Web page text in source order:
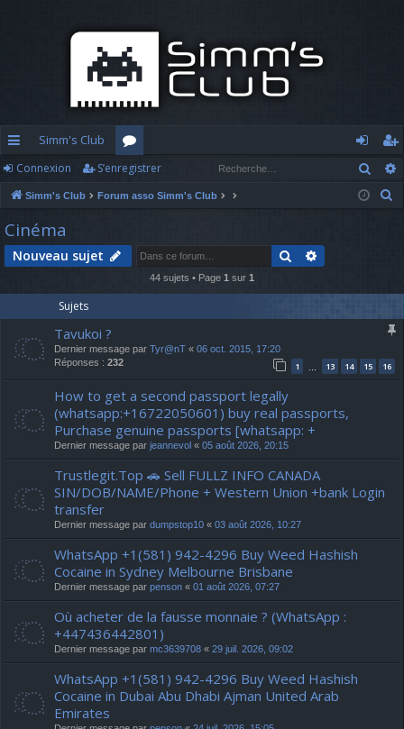
cc
ès
ra
pi
e
Simm's Club
or
u
o
n
n
’e
nr
r
Connexion S’enregistrer
Simm's Club Forum asso Simm's Club
r
h
r
Cinéma
Nouveau sujet Rechercher
44 sujets • Page 1 sur 1
Sujets
Tavukoi ?
Dernier message par Tyr@nT « 06 oct. 2015, 17:20
Réponses : 232 1 … 13 14 15 16
How to get a second passport legally
(whatsapp:+16722050601) buy real passports,
Purchase genuine passports [whatsapp: +
Dernier message par jeannevol « 05 août 2026, 20:15
Trustlegit.Top 🚗 Sell FULLZ INFO CANADA
SIN/DOB/NAME/Phone + Western Union +bank Login
transfer
Dernier message par dumpstop10 « 03 août 2026, 10:27
WhatsApp +1(581) 942-4296 Buy Weed Hashish
Cocaine in Sydney Melbourne Brisbane
Dernier message par penson « 01 août 2026, 07:27
Où acheter de la fausse monnaie ? (WhatsApp :
+447436442801)
Dernier message par mc3639708 « 29 juil. 2026, 09:02
WhatsApp +1(581) 942-4296 Buy Weed Hashish
Cocaine in Dubai Abu Dhabi Ajman United Arab
Emirates